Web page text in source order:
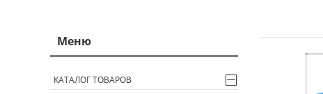
КАТАЛОГ ТОВАРОВ